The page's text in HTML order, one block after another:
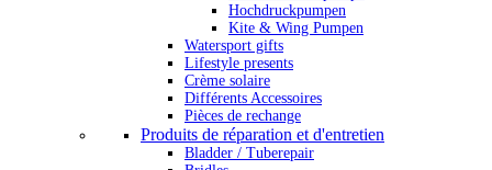
Hochdruckpumpen
Kite & Wing Pumpen
Watersport gifts
Lifestyle presents
Crème solaire
Différents Accessoires
Pièces de rechange
Produits de réparation et d'entretien
Bladder / Tuberepair